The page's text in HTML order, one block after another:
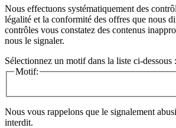
Nous effectuons systématiquement des
légalité et la conformité des offres que nous
contrôles vous constatez des contenus
nous le signaler.
Sélectionnez un motif dans la liste ci-dessous :
Motif:
Nous vous rappelons que le signalement
interdit.